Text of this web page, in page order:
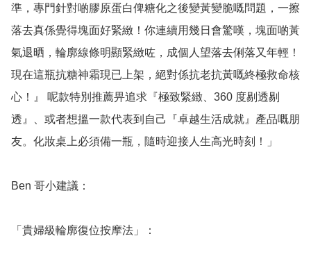
準，專門針對啲膠原蛋白俾糖化之後變黃變脆嘅問題，一擦
落去真係覺得塊面好緊緻！你連續用幾日會驚嘆，塊面啲黃
氣退晒，輪廓線條明顯緊緻咗，成個人望落去俐落又年輕！
現在這瓶抗糖神霜現已上架，絕對係抗老抗黃嘅終極救命核
心！』 呢款特別推薦畀追求『極致緊緻、360 度剔透剔
透』、或者想搵一款代表到自己『卓越生活成就』產品嘅朋
友。化妝桌上必須備一瓶，隨時迎接人生高光時刻！」
Ben 哥小建議：
「貴婦級輪廓復位按摩法」：